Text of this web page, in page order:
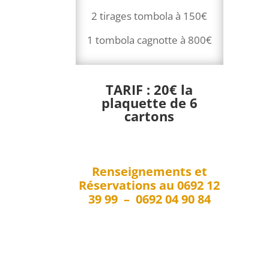
2 tirages tombola à 150€
1 tombola cagnotte à 800€
TARIF : 20€ la
plaquette de 6
cartons
Renseignements et
Réservations au 0692 12
39 99 – 0692 04 90 84